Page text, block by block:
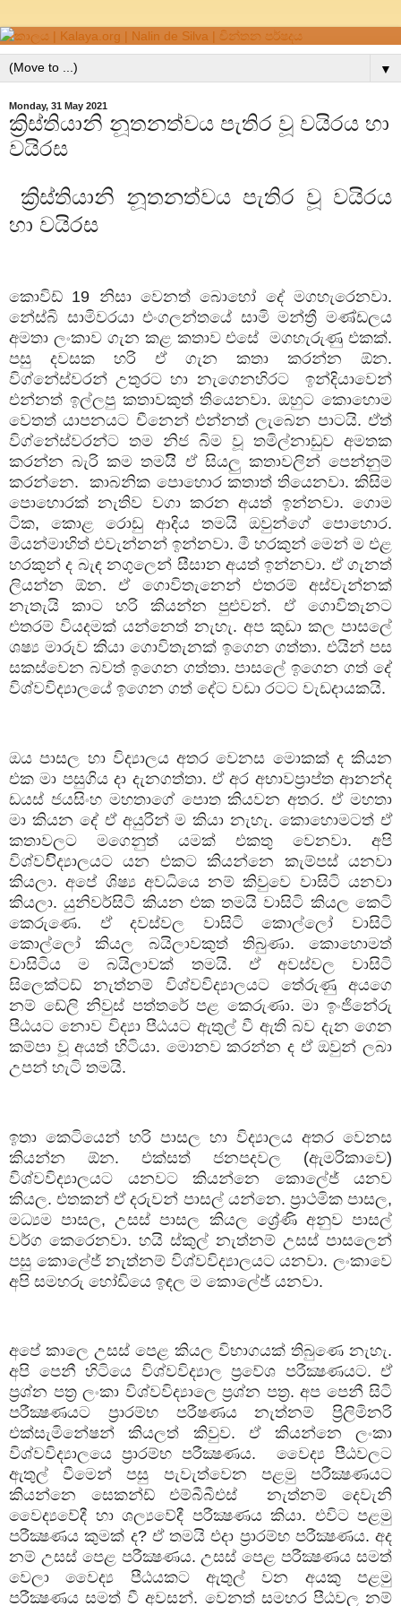
▼
Monday, 31 May 2021
ක්‍රිස්තියානි නූතනත්වය පැතිර වූ වයිරය හා
වයිරස
ක්‍රිස්තියානි නූතනත්වය පැතිර වූ වයිරය
හා වයිරස
කොවිඩ් 19 නිසා වෙනත් බොහෝ දේ මගහැරෙනවා.
නේස්බි සාමිවරයා එංගලන්තයේ සාමි මන්ත්‍රී මණ්ඩලය
අමතා ලංකාව ගැන කළ කතාව එසේ මගහැරුණු එකක්.
පසු දවසක හරි ඒ ගැන කතා කරන්න ඕන.
විග්නේස්වරන් උතුරට හා නැගෙනහිරට ඉන්දියාවෙන්
එන්නත් ඉල්ලපු කතාවකුත් තියෙනවා. ඔහුට කොහොම
වෙතත් යාපනයට චීනෙන් එන්නත් ලැබෙන පාටයි. ඒත්
විග්නේස්වරන්ට තම නිජ බිම වූ තමිල්නාඩුව අමතක
කරන්න බැරි කම තමයිි ඒ සියලු කතාවලින් පෙන්නුම්
කරන්නෙ. කාබනික පොහොර කතාත් තියෙනවා. කිසිම
පොහොරක් නැතිව වගා කරන අයත් ඉන්නවා. ගොම
ටික, කොළ රොඩු ආදිය තමයි ඔවුන්ගේ පොහොර.
මියන්මාහිත් එවැන්නන් ඉන්නවා. මී හරකුන් මෙන් ම එළ
හරකුන් ද බැඳ නගුලෙන් සීසාන අයත් ඉන්නවා. ඒ ගැනත්
ලියන්න ඕන. ඒ ගොවිතැනෙන් එතරම් අස්වැන්නක්
නැතැයි කාට හරි කියන්න පුළුවන්. ඒ ගොවිතැනට
එතරම් වියදමක් යන්නෙත් නැහැ. අප කුඩා කල පාසලේ
ශෂ්‍ය මාරුව කියා ගොවිතැනක් ඉගෙන ගත්තා. එයින් පස
සකස්වෙන බවත් ඉගෙන ගත්තා. පාසලේ ඉගෙන ගත් දේ
විශ්වවිද්‍යාලයේ ඉගෙන ගත් දේට වඩා රටට වැඩදායකයි.
ඔය පාසල හා විද්‍යාලය අතර වෙනස මොකක් ද කියන
එක මා පසුගිය දා දැනගත්තා. ඒ අර අභාවප්‍රාප්ත ආනන්ද
ඩයස් ජයසිංහ මහතාගේ පොත කියවන අතර. ඒ මහතා
මා කියන දේ ඒ අයුරින් ම කියා නැහැ. කොහොමටත් ඒ
කතාවලට මගෙනුත් යමක් එකතු වෙනවා. අපි
විශ්වවිිද්‍යාලයට යන එකට කියන්නෙ කැම්පස් යනවා
කියලා. අපේ ශිෂ්‍ය අවධියෙ නම් කිවුවෙ වාසිටි යනවා
කියලා. යුනිවර්සිටි කියන එක තමයි වාසිටි කියල කෙටි
කෙරුණෙ. ඒ දවස්වල වාසිටි කොල්ලෝ වාසිටි
කොල්ලෝ කියල බයිලාවකුත් තිබුණා. කොහොමත්
වාසිටිය ම බයිලාවක් තමයි. ඒ අවස්වල වාසිටි
සිලෙක්ටඩ් නැත්නම් විශ්වවිද්‍යාලයට තේරුණු අයගෙ
නම් ඩේලි නිවුස් පත්තරේ පළ කෙරුණා. මා ඉංජිනේරු
පීඨයට නොව විද්‍යා පීඨයට ඇතුල් වී ඇති බව දැන ගෙන
කම්පා වූ අයත් හිටියා. මොනව කරන්න ද ඒ ඔවුන් ලබා
උපන් හැටි තමයි.
ඉතා කෙටියෙන් හරි පාසල හා විද්‍යාලය අතර වෙනස
කියන්න ඕන. එක්සත් ජනපදවල (ඇමරිකාවෙ)
විශ්වවිද්‍යාලයට යනවට කියන්නෙ කොලේජ් යනව
කියල. එතකන් ඒ දරුවන් පාසල් යන්නෙ. ප්‍රාථමික පාසල,
මධ්‍යම පාසල, උසස් පාසල කියල ශ්‍රේණි අනුව පාසල්
වර්ග කෙරෙනවා. හයි ස්කුල් නැත්නම් උසස් පාසලෙන්
පසු කොලේජ් නැත්නම් විශ්වවිද්‍යාලයට යනවා. ලංකාවෙ
අපි සමහරු හෝඩියෙ ඉඳල ම කොලේජ් යනවා.
අපේ කාලෙ උසස් පෙළ කියල විභාගයක් තිබුණෙ නැහැ.
අපි පෙනී හිටියෙ විශ්වවිද්‍යාල ප්‍රවේශ පරීක්‍ෂණයට. ඒ
ප්‍රශ්න පත්‍ර ලංකා විශ්වවිද්‍යාලෙ ප්‍රශ්න පත්‍ර. අප පෙනී සිටි
පරීක්‍ෂණයට ප්‍රාරම්භ පරීෂණය නැත්නම් ප්‍රිලිමිනරි
එක්සැමිනේෂන් කියලත් කිවුව. ඒ කියන්නෙ ලංකා
විශ්වවිද්‍යාලයෙ ප්‍රාරම්භ පරීක්‍ෂණය. වෛද්‍ය පීඨවලට
ඇතුල් වීමෙන් පසු පැවැත්වෙන පළමු පරීක්‍ෂණයට
කියන්නෙ සෙකන්ඩ් එම්බීබීඑස් නැත්නම් දෙවැනි
වෛද්‍යවේදී හා ශල්‍යවේදී පරීක්‍ෂණය කියා. එවිට පළමු
පරීක්‍ෂණය කුමක් ද? ඒ තමයි එදා ප්‍රාරම්භ පරීක්‍ෂණය. අද
නම් උසස් පෙළ පරීක්‍ෂණය. උසස් පෙළ පරීක්‍ෂණය සමත්
වෙලා වෛද්‍ය පීඨයකට ඇතුල් වන අයකු පළමු
පරීක්‍ෂණය සමත් වී අවසන්. වෙනත් සමහර පීඨවල නම්